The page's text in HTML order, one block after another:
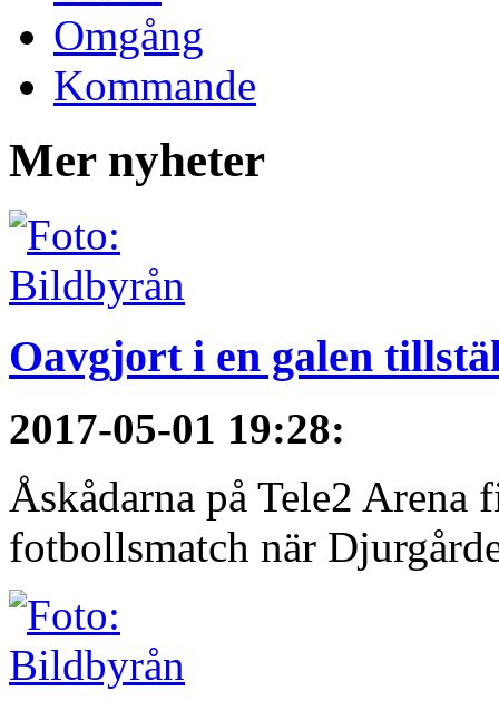
Omgång
Kommande
Mer nyheter
Oavgjort i en galen
2017-05-01 19:28:
Åskådarna på Tele2 Arena
fotbollsmatch när